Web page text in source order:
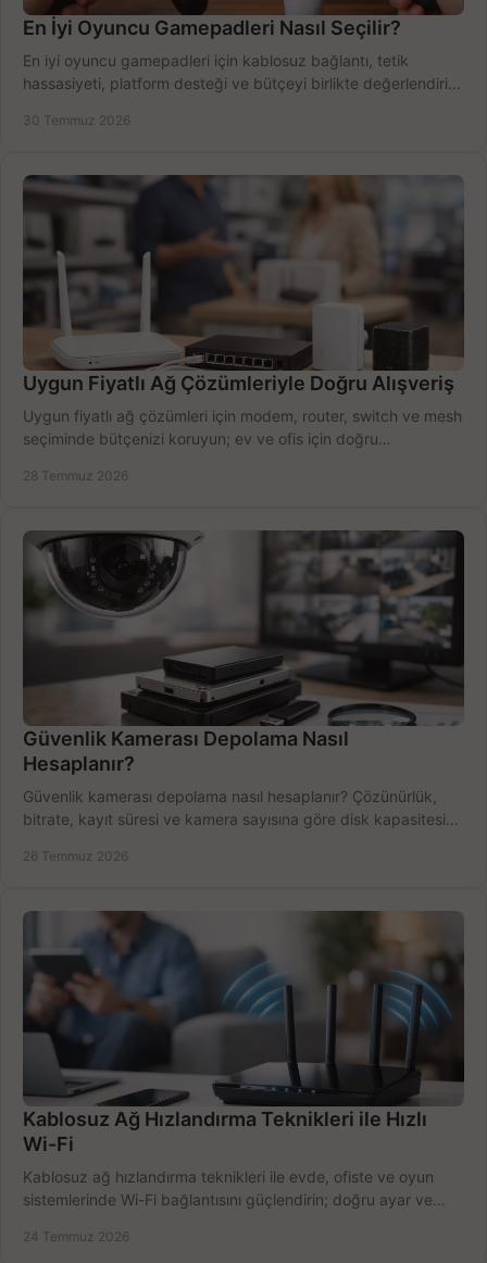
En İyi Oyuncu Gamepadleri Nasıl Seçilir?
En iyi oyuncu gamepadleri için kablosuz bağlantı, tetik
hassasiyeti, platform desteği ve bütçeyi birlikte değerlendirin;
30 Temmuz 2026
Uygun Fiyatlı Ağ Çözümleriyle Doğru Alışveriş
Uygun fiyatlı ağ çözümleri için modem, router, switch ve mesh
seçiminde bütçenizi koruyun; ev ve ofis için doğru
28 Temmuz 2026
Güvenlik Kamerası Depolama Nasıl
Hesaplanır?
Güvenlik kamerası depolama nasıl hesaplanır? Çözünürlük,
bitrate, kayıt süresi ve kamera sayısına göre disk kapasitesini
26 Temmuz 2026
Kablosuz Ağ Hızlandırma Teknikleri ile Hızlı
Wi-Fi
Kablosuz ağ hızlandırma teknikleri ile evde, ofiste ve oyun
sistemlerinde Wi-Fi bağlantısını güçlendirin; doğru ayar ve
24 Temmuz 2026